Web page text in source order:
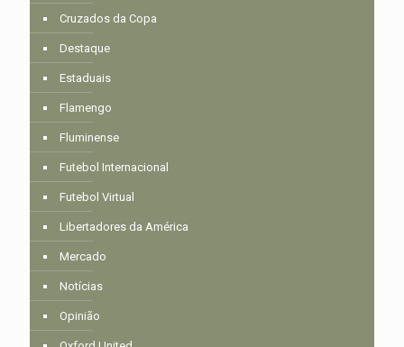
Cruzados da Copa
Destaque
Estaduais
Flamengo
Fluminense
Futebol Internacional
Futebol Virtual
Libertadores da América
Mercado
Notícias
Opinião